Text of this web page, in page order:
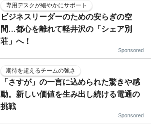
専用デスクが細やかにサポート
ビジネスリーダーのための安らぎの空
間…都心を離れて軽井沢の「シェア別
荘」へ！
Sponsored
期待を超えるチームの強さ
「さすが」の一言に込められた驚きや感
動。新しい価値を生み出し続ける電通の
挑戦
Sponsored